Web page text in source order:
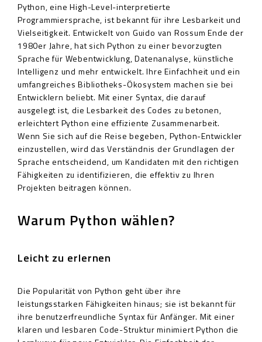
Python, eine High-Level-interpretierte
Programmiersprache, ist bekannt für ihre Lesbarkeit und
Vielseitigkeit. Entwickelt von Guido van Rossum Ende der
1980er Jahre, hat sich Python zu einer bevorzugten
Sprache für Webentwicklung, Datenanalyse, künstliche
Intelligenz und mehr entwickelt. Ihre Einfachheit und ein
umfangreiches Bibliotheks-Ökosystem machen sie bei
Entwicklern beliebt. Mit einer Syntax, die darauf
ausgelegt ist, die Lesbarkeit des Codes zu betonen,
erleichtert Python eine effiziente Zusammenarbeit.
Wenn Sie sich auf die Reise begeben, Python-Entwickler
einzustellen, wird das Verständnis der Grundlagen der
Sprache entscheidend, um Kandidaten mit den richtigen
Fähigkeiten zu identifizieren, die effektiv zu Ihren
Projekten beitragen können.
Warum Python wählen?
Leicht zu erlernen
Die Popularität von Python geht über ihre
leistungsstarken Fähigkeiten hinaus; sie ist bekannt für
ihre benutzerfreundliche Syntax für Anfänger. Mit einer
klaren und lesbaren Code-Struktur minimiert Python die